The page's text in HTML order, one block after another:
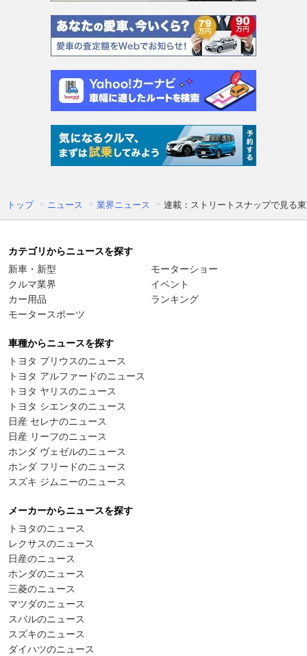
トップ ニュース 業界ニュース 連載：ストリートスナップで見る
カテゴリからニュースを探す
新車・新型
クルマ業界
カー用品
モータースポーツ
モーターショー
イベント
ランキング
車種からニュースを探す
トヨタ プリウスのニュース
トヨタ アルファードのニュース
トヨタ ヤリスのニュース
トヨタ シエンタのニュース
日産 セレナのニュース
日産 リーフのニュース
ホンダ ヴェゼルのニュース
ホンダ フリードのニュース
スズキ ジムニーのニュース
メーカーからニュースを探す
トヨタのニュース
レクサスのニュース
日産のニュース
ホンダのニュース
三菱のニュース
マツダのニュース
スバルのニュース
スズキのニュース
ダイハツのニュース